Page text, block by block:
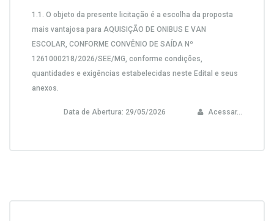
1.1. O objeto da presente licitação é a escolha da proposta
mais vantajosa para AQUISIÇÃO DE ONIBUS E VAN
ESCOLAR, CONFORME CONVÊNIO DE SAÍDA Nº
1261000218/2026/SEE/MG, conforme condições,
quantidades e exigências estabelecidas neste Edital e seus
anexos.
Data de Abertura: 29/05/2026 Acessar...